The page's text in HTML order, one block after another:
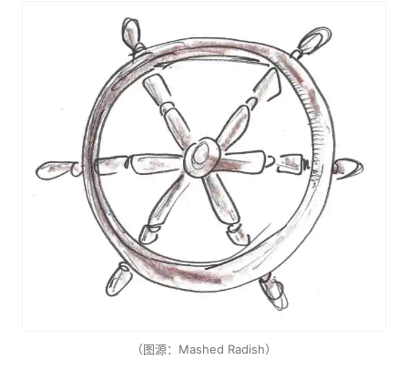
（图源：Mashed Radish）